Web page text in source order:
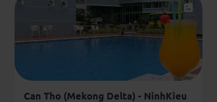
Can Tho (Mekong Delta) - NinhKieu